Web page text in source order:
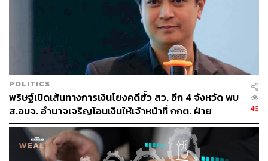
ทั้งนี้ ปัจจัยสำคัญที่ทำให้การทุจริตเหล่านี้รอดพ้นการตรวจ
สอบไปได้ เป็นเพราะเอกสารคำของบประมาณมักจัดทำอยู่ใน
รูปแบบกระดาษหรือไฟล์รูปภาพที่ไม่สามารถนำไปประมวล
ผลด้วยคอมพิวเตอร์ได้ ทำให้ยากต่อการตรวจสอบโดยมนุษย์
ในระยะเวลาที่จำกัด
เปิดตัว Bangkok Red Flag AI สืบทุจริตจาก
เอกสาร
POLITICS
พริษฐ์เปิดเส้นทางการเงินโยงคดีฮั้ว สว. อีก 4 จังหวัด พบ
ส.อบจ. อำนาจเจริญโอนเงินให้เจ้าหน้าที่ กกต. ฝ่าย
สืบสวน
46